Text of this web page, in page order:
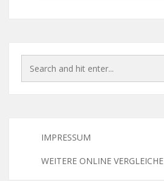
IMPRESSUM
WEITERE ONLINE VERGLEICHE